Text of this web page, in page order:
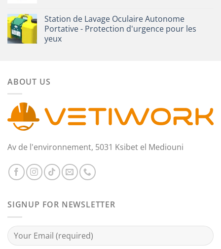
Station de Lavage Oculaire Autonome
Portative - Protection d'urgence pour les
yeux
ABOUT US
Av de l'environnement, 5031 Ksibet el Mediouni
SIGNUP FOR NEWSLETTER